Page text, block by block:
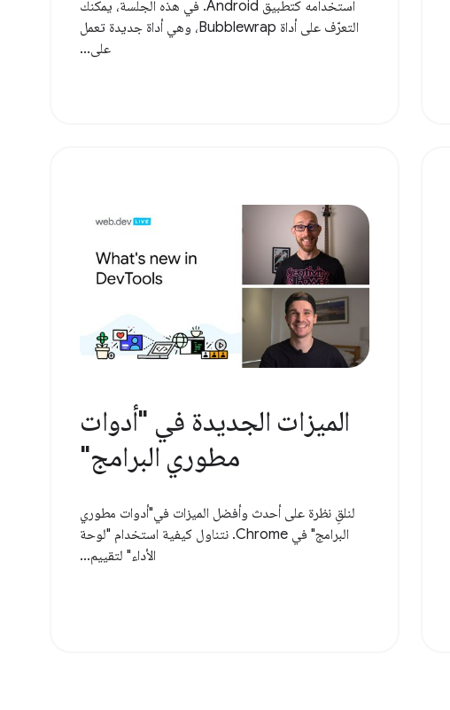
استخدامه كتطبيق Android. في هذه الجلسة، يمكنك
التعرّف على أداة Bubblewrap، وهي أداة جديدة تعمل
على...
الميزات الجديدة في "أدوات
مطوري البرامج"
لنلقِ نظرة على أحدث وأفضل الميزات في"أدوات مطوري
البرامج" في Chrome. نتناول كيفية استخدام "لوحة
الأداء" لتقييم...